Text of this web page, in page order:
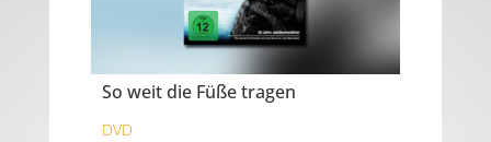
So weit die Füße tragen
DVD